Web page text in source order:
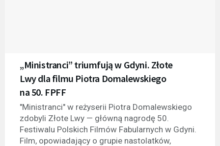
„Ministranci” triumfują w Gdyni. Złote
Lwy dla filmu Piotra Domalewskiego
na 50. FPFF
"Ministranci" w reżyserii Piotra Domalewskiego
zdobyli Złote Lwy — główną nagrodę 50.
Festiwalu Polskich Filmów Fabularnych w Gdyni.
Film, opowiadający o grupie nastolatków,